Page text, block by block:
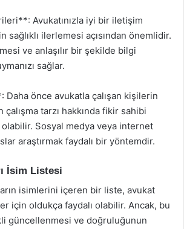
Avukatınızla iyi bir iletişim
sağlıklı ilerlemesi açısından önemlidir.
ve anlaşılır bir şekilde bilgi
sağlar.
önce avukatla çalışan kişilerin
çalışma tarzı hakkında fikir sahibi
olabilir. Sosyal medya veya internet
araştırmak faydalı bir yöntemdir.
İsim Listesi
isimlerini içeren bir liste, avukat
için oldukça faydalı olabilir. Ancak, bu
güncellenmesi ve doğruluğunun